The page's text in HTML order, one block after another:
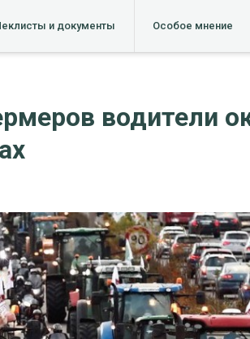
и документы Особое мнение
водители